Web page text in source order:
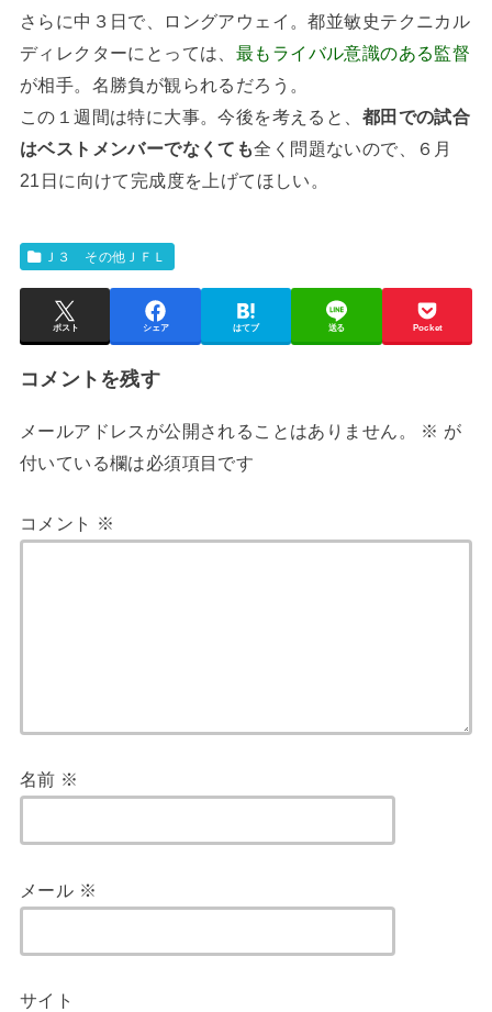
さらに中３日で、ロングアウェイ。都並敏史テクニカル
ディレクターにとっては、 最もライバル意識のある監督
が相手。名勝負が観られるだろう。
この１週間は特に大事。今後を考えると、 都田での試合
はベストメンバーでなくても全く問題ないので、６月
21日に向けて完成度を上げてほしい。
Ｊ３ その他ＪＦＬ
ポスト シェア はてブ 送る Pocket
コメントを残す
メールアドレスが公開されることはありません。 ※ が
付いている欄は必須項目です
コメント ※
名前 ※
メール ※
サイト